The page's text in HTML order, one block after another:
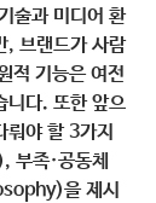
술과 미디어 환
, 브랜드가 사람
적 기능은 여전
니다. 또한 앞으
뤄야 할 3가지
족·공동체
을 제시